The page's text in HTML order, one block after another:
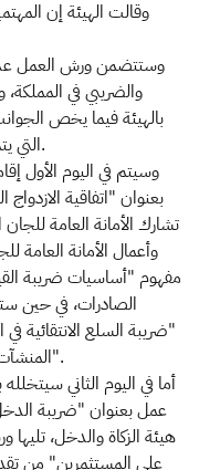
وقالت الهيئة إن
وستتضمن ورش العمل
والضريبي في
بالهيئة فيما يخص
التي يتم الاعتماد عليها في الأعمال الزكوية والضريبية.
بعنوان "اتفاقية
تشارك الأمانة العامة
وأعمال الأمانة العامة
مفهوم "أساسيات ضريبة
الصادرات، في حين
"ضريبة السلع الانتقائية
المنشآت" و "ضريبة الاستقطاع وتطبيقها في المملكة".
أما في اليوم الثاني
عمل بعنوان "ضريبة
هيئة الزكاة والدخل،
على المستثمرين" من